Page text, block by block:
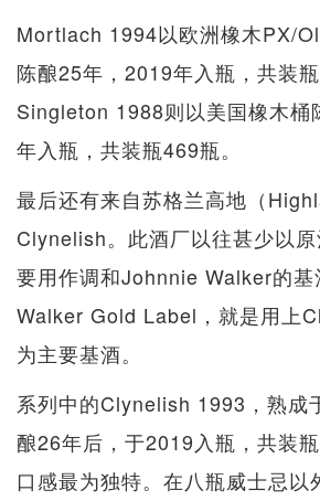
Mortlach 1994以欧洲橡木PX/
陈酿25年，2019年入瓶，共装瓶
Singleton 1988则以美国橡木桶
年入瓶，共装瓶469瓶。
最后还有来自苏格兰高地（
Clynelish。此酒厂以往甚少以
要用作调和Johnnie Walker的
Walker Gold Label，就是用上
为主要基酒。
系列中的Clynelish 1993，熟成
酿26年后，于2019入瓶，共装
口感最为独特。在八瓶威士忌以